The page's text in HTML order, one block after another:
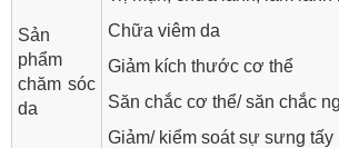
Sản
phẩm
chăm sóc
da
Chữa viêm da
Giảm kích thước cơ thể
Săn chắc cơ thể/ săn chắc
Giảm/ kiểm soát sự sưng tấy